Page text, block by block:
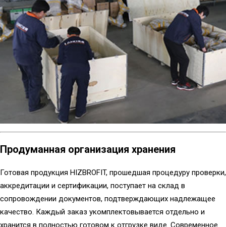
Продуманная организация хранения
Готовая продукция HIZBROFIT, прошедшая процедуру проверки,
аккредитации и сертификации, поступает на склад в
сопровождении документов, подтверждающих надлежащее
качество. Каждый заказ укомплектовывается отдельно и
хранится в полностью готовом к отгрузке виде. Современное